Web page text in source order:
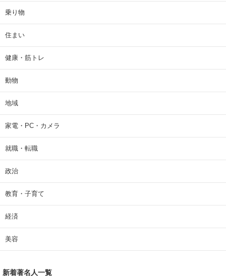
乗り物
住まい
健康・筋トレ
動物
地域
家電・PC・カメラ
就職・転職
政治
教育・子育て
経済
美容
新着著名人一覧